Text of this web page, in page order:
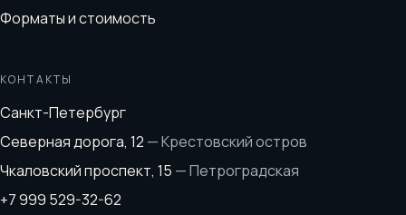
Форматы и стоимость
КОНТАКТЫ
Санкт-Петербург
Северная дорога, 12 —Крестовский остров
Чкаловский проспект, 15 —Петроградская
+7 999 529-32-62